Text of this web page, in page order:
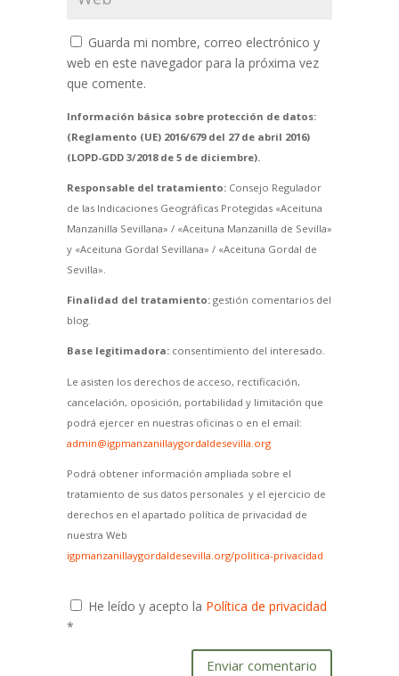
Guarda mi nombre, correo electrónico y
web en este navegador para la próxima vez
que comente.
Información básica sobre protección de datos:
(Reglamento (UE) 2016/679 del 27 de abril 2016)
(LOPD-GDD 3/2018 de 5 de diciembre).
Responsable del tratamiento:Consejo Regulador
de las Indicaciones Geográficas Protegidas «Aceituna
Manzanilla Sevillana» / «Aceituna Manzanilla de Sevilla»
y «Aceituna Gordal Sevillana» / «Aceituna Gordal de
Sevilla».
Finalidad del tratamiento:gestión comentarios del
blog.
Base legitimadora:consentimiento del interesado.
Le asisten los derechos de acceso, rectificación,
cancelación, oposición, portabilidad y limitación que
podrá ejercer en nuestras oficinas o en el email:
admin@igpmanzanillaygordaldesevilla.org
Podrá obtener información ampliada sobre el
tratamiento de sus datos personales y el ejercicio de
derechos en el apartado política de privacidad de
nuestra Web
igpmanzanillaygordaldesevilla.org/politica-privacidad
He leído y acepto la Política de privacidad
*
Enviar comentario